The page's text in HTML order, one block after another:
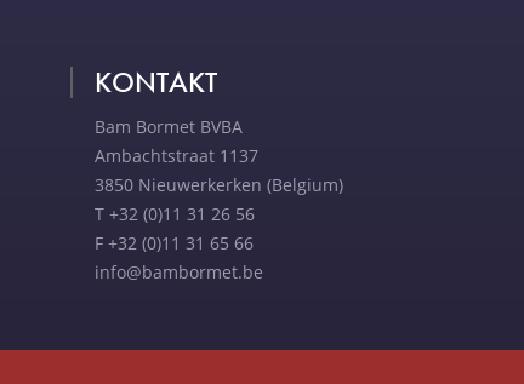
KONTAKT
Bam Bormet BVBA
Ambachtstraat 1137
3850 Nieuwerkerken (Belgium)
T +32 (0)11 31 26 56
F +32 (0)11 31 65 66
info@bambormet.be